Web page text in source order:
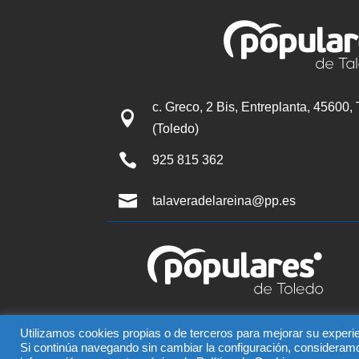

c. Greco, 2 Bis, Entreplanta, 45600,
(Toledo)
 925 815 362
 talaveradelareina@pp.es
El uso de este sitio
Utilizamos cookies propias o de terceros para mejorar su
Si continúa navegando sin cambiar la configuración,